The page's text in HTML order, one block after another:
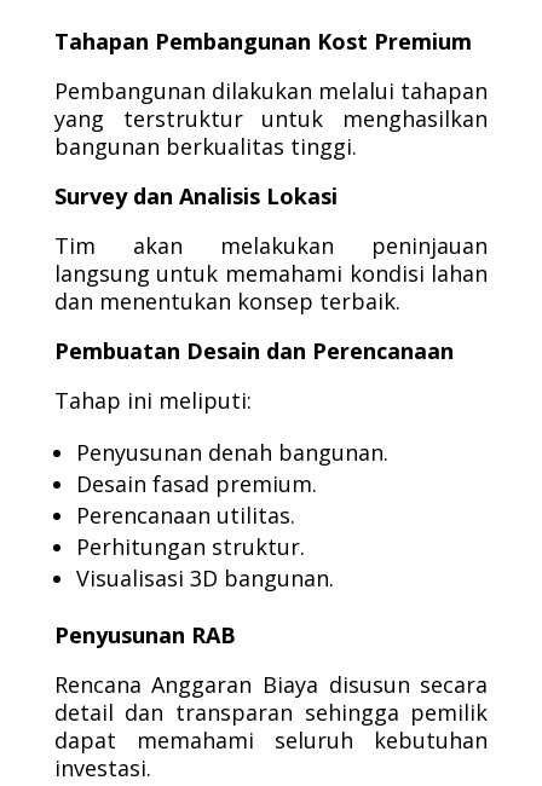
Tahapan Pembangunan Kost Premium
Pembangunan dilakukan melalui tahapan
yang terstruktur untuk menghasilkan
bangunan berkualitas tinggi.
Survey dan Analisis Lokasi
Tim akan melakukan peninjauan
langsung untuk memahami kondisi lahan
dan menentukan konsep terbaik.
Pembuatan Desain dan Perencanaan
Tahap ini meliputi:
Penyusunan denah bangunan.
Desain fasad premium.
Perencanaan utilitas.
Perhitungan struktur.
Visualisasi 3D bangunan.
Penyusunan RAB
Rencana Anggaran Biaya disusun secara
detail dan transparan sehingga pemilik
dapat memahami seluruh kebutuhan
investasi.